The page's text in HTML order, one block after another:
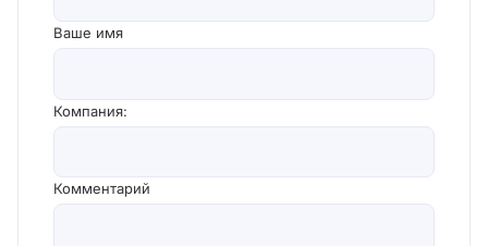
Ваше имя
Компания:
Комментарий